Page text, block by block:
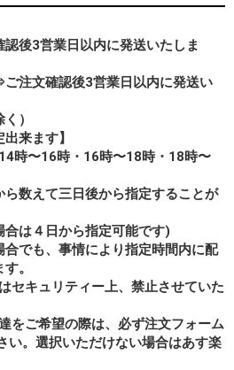
後3営業日以内に発送いたしま
注文確認後3営業日以内に発送い
）
来ます】
時〜16時・16時〜18時・18時〜
数えて三日後から指定することが
は４日から指定可能です)
でも、事情により指定時間内に配
。
セキュリティー上、禁止させていた
をご希望の際は、必ず注文フォーム
い。選択いただけない場合はあす楽